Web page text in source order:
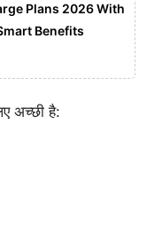
Plans 2026 With
Benefits
अच्छी है: